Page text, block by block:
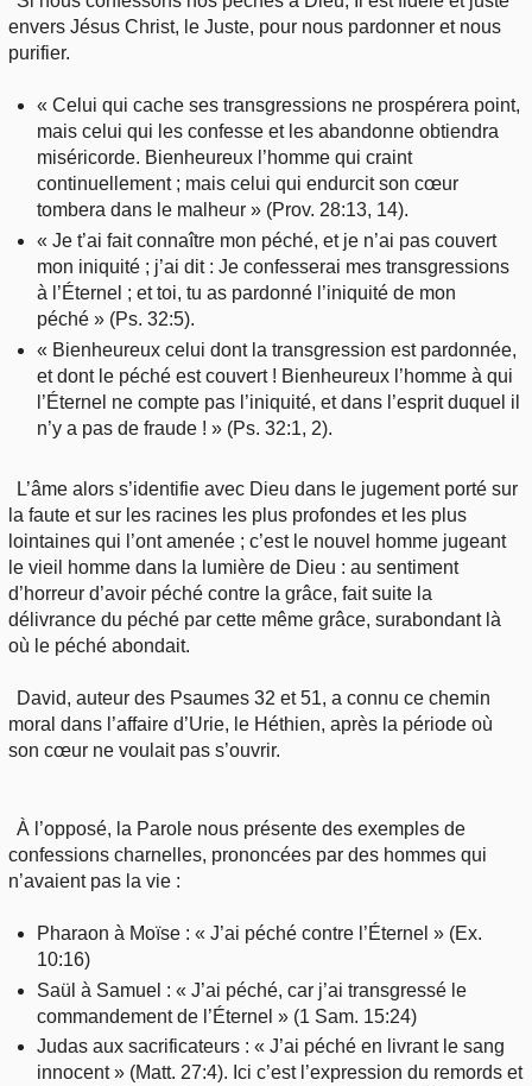
envers Jésus Christ, le Juste, pour nous pardonner et nous
purifier.
« Celui qui cache ses transgressions ne prospérera point,
mais celui qui les confesse et les abandonne obtiendra
miséricorde. Bienheureux l’homme qui craint
continuellement ; mais celui qui endurcit son cœur
tombera dans le malheur » (Prov. 28:13, 14).
« Je t’ai fait connaître mon péché, et je n’ai pas couvert
mon iniquité ; j’ai dit : Je confesserai mes transgressions
à l’Éternel ; et toi, tu as pardonné l’iniquité de mon
péché » (Ps. 32:5).
« Bienheureux celui dont la transgression est pardonnée,
et dont le péché est couvert ! Bienheureux l’homme à qui
l’Éternel ne compte pas l’iniquité, et dans l’esprit duquel il
n’y a pas de fraude ! » (Ps. 32:1, 2).
L’âme alors s’identifie avec Dieu dans le jugement porté sur
la faute et sur les racines les plus profondes et les plus
lointaines qui l’ont amenée ; c’est le nouvel homme jugeant
le vieil homme dans la lumière de Dieu : au sentiment
d’horreur d’avoir péché contre la grâce, fait suite la
délivrance du péché par cette même grâce, surabondant là
où le péché abondait.
David, auteur des Psaumes 32 et 51, a connu ce chemin
moral dans l’affaire d’Urie, le Héthien, après la période où
son cœur ne voulait pas s’ouvrir.
À l’opposé, la Parole nous présente des exemples de
confessions charnelles, prononcées par des hommes qui
n’avaient pas la vie :
Pharaon à Moïse : « J’ai péché contre l’Éternel » (Ex.
10:16)
Saül à Samuel : « J’ai péché, car j’ai transgressé le
commandement de l’Éternel » (1 Sam. 15:24)
Judas aux sacrificateurs : « J’ai péché en livrant le sang
innocent » (Matt. 27:4). Ici c’est l’expression du remords et